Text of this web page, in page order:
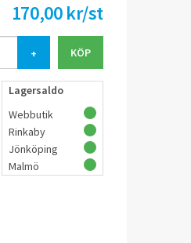
170,00 kr/st
+
Lagersaldo
Webbutik
Rinkaby
Jönköping
Malmö